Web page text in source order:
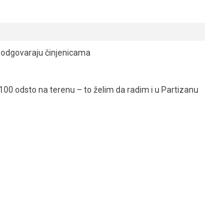
činjenicama
odsto na terenu – to želim da radim i u Partizanu